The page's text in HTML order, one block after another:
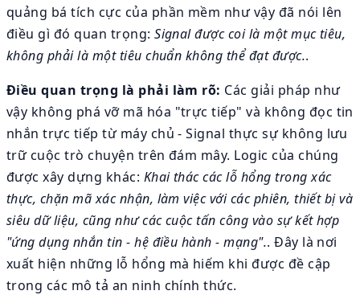
quảng bá tích cực của phần mềm như vậy đã nói lên
điều gì đó quan trọng:Signal được coi là một mục tiêu,
không phải là một tiêu chuẩn không thể đạt được..
Điều quan trọng là phải làm rõ: Các giải pháp như
vậy không phá vỡ mã hóa "trực tiếp" và không đọc tin
nhắn trực tiếp từ máy chủ - Signal thực sự không lưu
trữ cuộc trò chuyện trên đám mây. Logic của chúng
được xây dựng khác: Khai thác các lỗ hổng trong xác
thực, chặn mã xác nhận, làm việc với các phiên, thiết bị và
siêu dữ liệu, cũng như các cuộc tấn công vào sự kết hợp
"ứng dụng nhắn tin - hệ điều hành - mạng".. Đây là nơi
xuất hiện những lỗ hổng mà hiếm khi được đề cập
trong các mô tả an ninh chính thức.